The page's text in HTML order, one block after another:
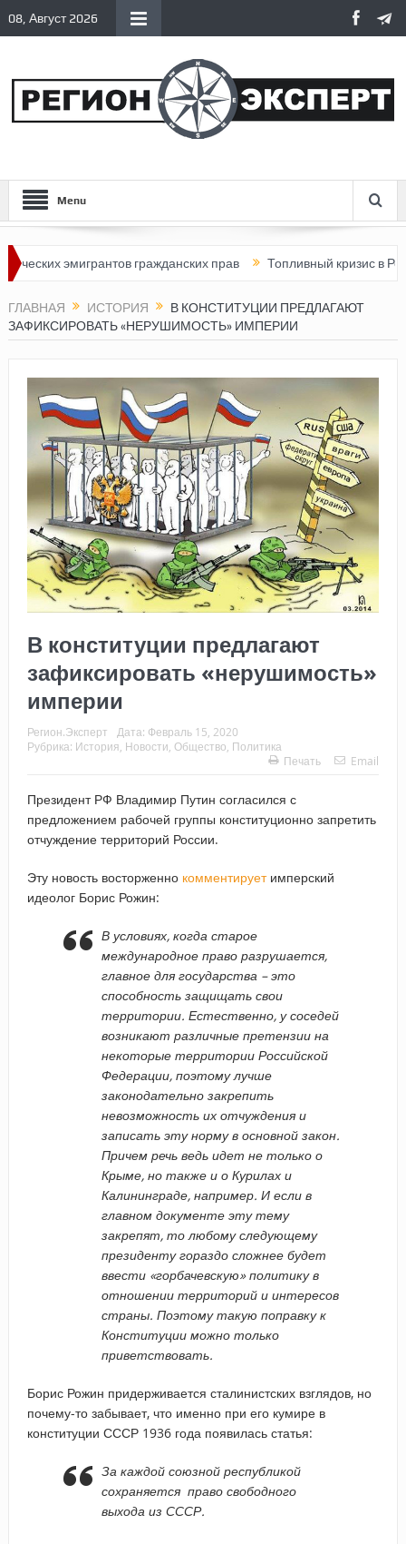
08, Август 2026
Menu
эмигрантов гражданских прав Топливный кризис в России
ГЛАВНАЯ ИСТОРИЯ
В КОНСТИТУЦИИ ПРЕДЛАГАЮТ
ЗАФИКСИРОВАТЬ «НЕРУШИМОСТЬ» ИМПЕРИИ
В конституции предлагают
зафиксировать «нерушимость»
империи
Регион.Эксперт Дата: Февраль 15, 2020
Рубрика: История Новости Общество Политика
Печать
Email
Президент РФ Владимир Путин согласился с
предложением рабочей группы конституционно запретить
отчуждение территорий России.
Эту новость восторженно комментируетимперский
идеолог Борис Рожин:
В условиях, когда старое
международное право разрушается,
главное для государства – это
способность защищать свои
территории. Естественно, у соседей
возникают различные претензии на
некоторые территории Российской
Федерации, поэтому лучше
законодательно закрепить
невозможность их отчуждения и
записать эту норму в основной закон.
Причем речь ведь идет не только о
Крыме, но также и о Курилах и
Калининграде, например. И если в
главном документе эту тему
закрепят, то любому следующему
президенту гораздо сложнее будет
ввести «горбачевскую» политику в
отношении территорий и интересов
страны. Поэтому такую поправку к
Конституции можно только
приветствовать.
Борис Рожин придерживается сталинистских взглядов, но
почему-то забывает, что именно при его кумире в
конституции СССР 1936 года появилась статья:
За каждой союзной республикой
сохраняется право свободного
выхода из СССР.